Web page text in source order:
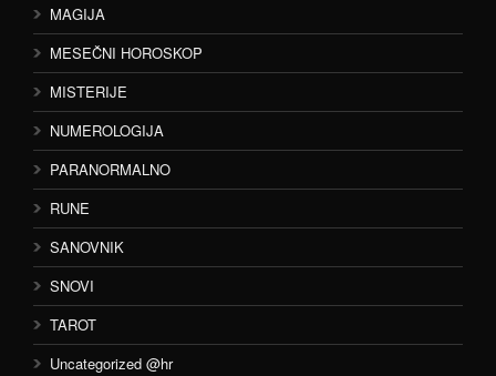
MAGIJA
MESEČNI HOROSKOP
MISTERIJE
NUMEROLOGIJA
PARANORMALNO
RUNE
SANOVNIK
SNOVI
TAROT
Uncategorized @hr